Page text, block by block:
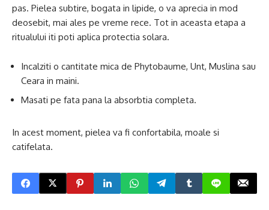
pas. Pielea subtire, bogata in lipide, o va aprecia in mod
deosebit, mai ales pe vreme rece. Tot in aceasta etapa a
ritualului iti poti aplica protectia solara.
Incalziti o cantitate mica de Phytobaume, Unt, Muslina sau
Ceara in maini.
Masati pe fata pana la absorbtia completa.
In acest moment, pielea va fi confortabila, moale si
catifelata.